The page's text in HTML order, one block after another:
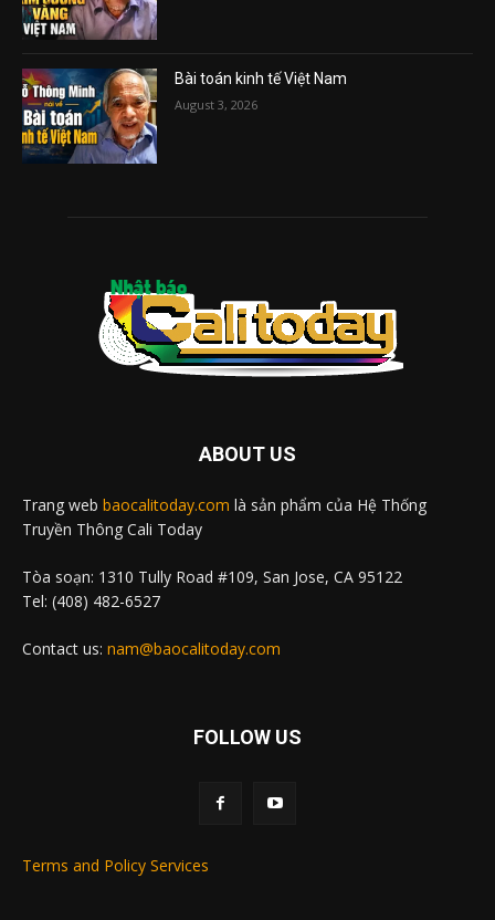
Bài toán kinh tế Việt Nam
August 3, 2026
ABOUT US
Trang web baocalitoday.com là sản phẩm của Hệ Thống
Truyền Thông Cali Today
Tòa soạn: 1310 Tully Road #109, San Jose, CA 95122
Tel: (408) 482-6527
Contact us: nam@baocalitoday.com
FOLLOW US
Terms and Policy Services